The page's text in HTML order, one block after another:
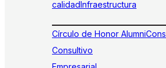
calidadInfraestructura
Círculo de Honor Alumni
Consultivo